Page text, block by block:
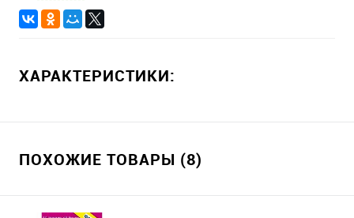
ХАРАКТЕРИСТИКИ:
ПОХОЖИЕ ТОВАРЫ (8)